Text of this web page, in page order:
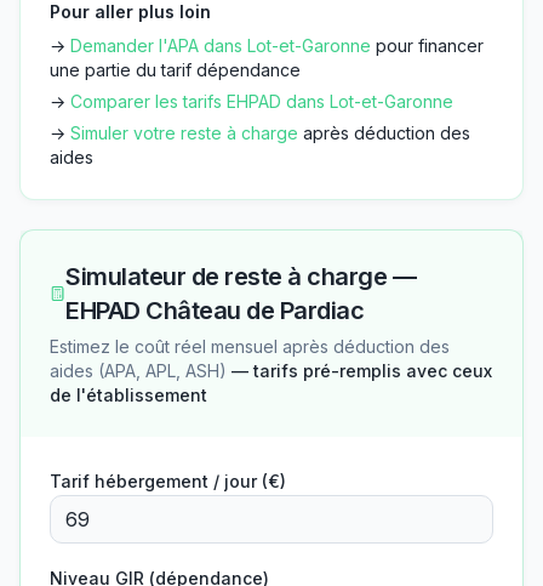
Pour aller plus loin
→ Demander l'APA dans Lot-et-Garonne pour financer
une partie du tarif dépendance
→ Comparer les tarifs EHPAD dans Lot-et-Garonne
→ Simuler votre reste à charge après déduction des
aides
Simulateur de reste à charge —
EHPAD Château de Pardiac
Estimez le coût réel mensuel après déduction des
aides (APA, APL, ASH) — tarifs pré-remplis avec ceux
de l'établissement
Tarif hébergement / jour (€)
Niveau GIR (dépendance)